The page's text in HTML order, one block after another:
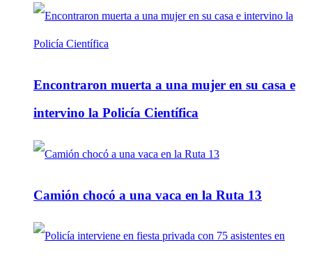
Encontraron muerta a una mujer en su casa e
intervino la Policía Científica
Camión chocó a una vaca en la Ruta 13